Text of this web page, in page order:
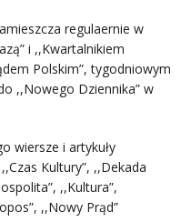
regulaernie w
i ,,Kwartalnikiem
Polskim”, tygodniowym
,,Nowego Dziennika” w
wiersze i artykuły
Kultury”, ,,Dekada
,,Kultura”,
,,Nowy Prąd”